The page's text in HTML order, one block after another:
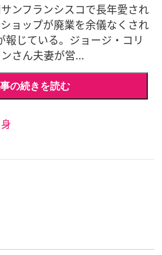
ンフランシスコで長年愛され
ョップが廃業を余儀なくされ
じている。ジョージ・コリ
さん夫妻が営...
の続きを読む